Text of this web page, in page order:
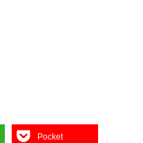
Pocket